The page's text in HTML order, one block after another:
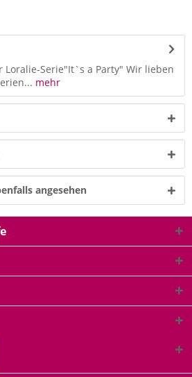
Loralie-Serie"It`s a Party" Wir lieben
mehr
angesehen